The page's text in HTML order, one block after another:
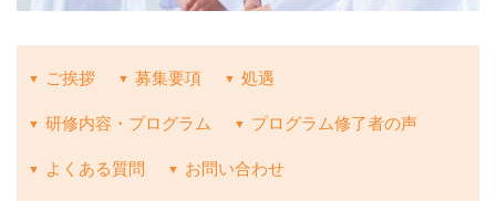
ご挨拶 募集要項 処遇
研修内容・プログラム プログラム修了者の声
よくある質問 お問い合わせ